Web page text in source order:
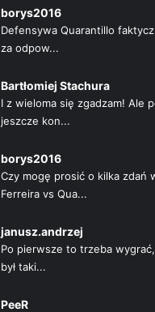
borys2016
Defensywa Quarantillo
za odpow...
Bartłomiej Stachura
I z wieloma się zgadzam! Ale
jeszcze kon...
borys2016
Czy mogę prosić o kilka zdań
Ferreira vs Qua...
janusz.andrzej
Po pierwsze to trzeba
był taki...
PeeR